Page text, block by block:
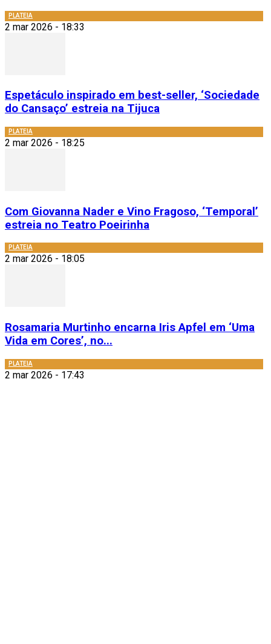
PLATEIA
2 mar 2026 - 18:33
Espetáculo inspirado em best-seller, ‘Sociedade
do Cansaço’ estreia na Tijuca
PLATEIA
2 mar 2026 - 18:25
Com Giovanna Nader e Vino Fragoso, ‘Temporal’
estreia no Teatro Poeirinha
PLATEIA
2 mar 2026 - 18:05
Rosamaria Murtinho encarna Iris Apfel em ‘Uma
Vida em Cores’, no...
PLATEIA
2 mar 2026 - 17:43